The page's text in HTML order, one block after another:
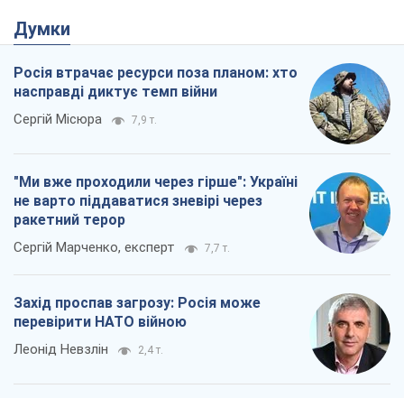
Думки
Росія втрачає ресурси поза планом: хто
насправді диктує темп війни
Сергій Місюра 7,9 т.
"Ми вже проходили через гірше": Україні
не варто піддаватися зневірі через
ракетний терор
Сергій Марченко, експерт 7,7 т.
Захід проспав загрозу: Росія може
перевірити НАТО війною
Леонід Невзлін 2,4 т.